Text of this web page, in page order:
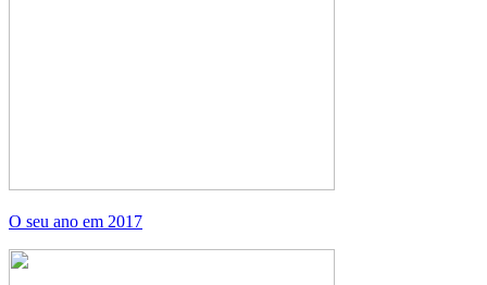
O seu ano em 2017